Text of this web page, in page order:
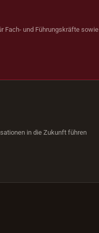
Fach- und Führungskräfte sowie
in die Zukunft führen